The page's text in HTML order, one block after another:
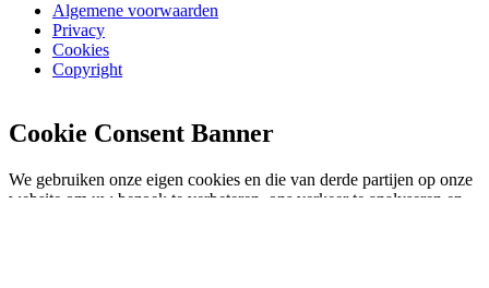
Algemene voorwaarden
Privacy
Cookies
Copyright
Cookie Consent Banner
We gebruiken onze eigen cookies en die van derde partijen op onze
website om uw bezoek te verbeteren, ons verkeer te analyseren en